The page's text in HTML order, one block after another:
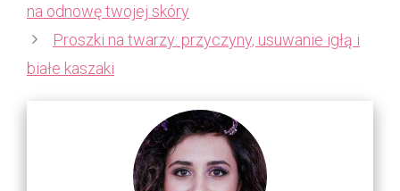
na odnowę twojej skóry
Proszki na twarzy: przyczyny, usuwanie igłą i
białe kaszaki